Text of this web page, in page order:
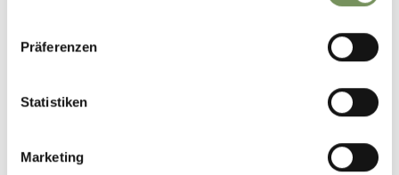
Präferenzen
Statistiken
Marketing
Teilen